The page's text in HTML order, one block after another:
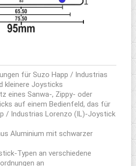
für Suzo Happ / Industrias
kleinere Joysticks
eines Sanwa-, Zippy- oder
auf einem Bedienfeld, das für
/ Industrias Lorenzo (IL)-Joystick
Aluminium mit schwarzer
Typen an verschiedene
an